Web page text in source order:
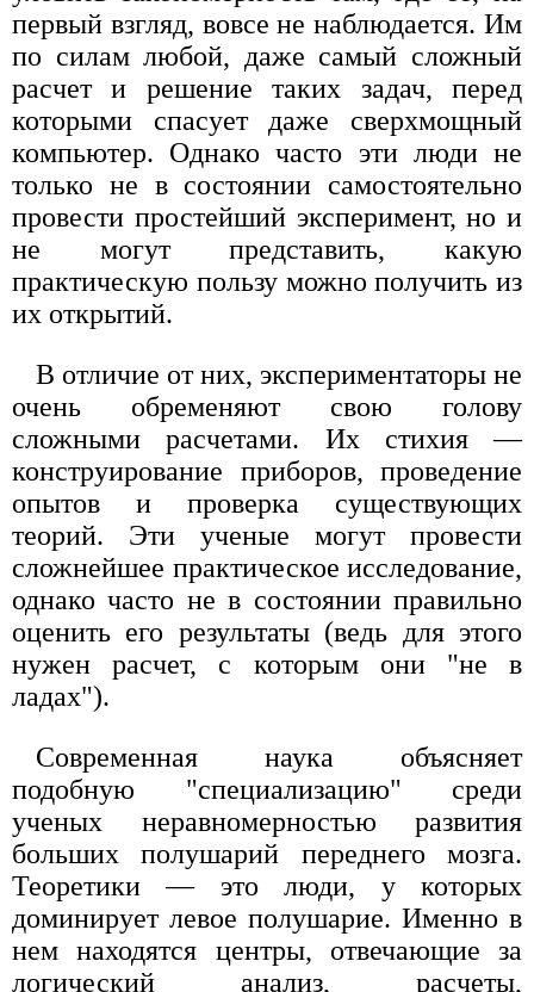
первый взгляд, вовсе не наблюдается. Им
по силам любой, даже самый сложный
расчет и решение таких задач, перед
которыми спасует даже сверхмощный
компьютер. Однако часто эти люди не
только не в состоянии самостоятельно
провести простейший эксперимент, но и
не могут представить, какую
практическую пользу можно получить из
их открытий.
В отличие от них, экспериментаторы не
очень обременяют свою голову
сложными расчетами. Их стихия —
конструирование приборов, проведение
опытов и проверка существующих
теорий. Эти ученые могут провести
сложнейшее практическое исследование,
однако часто не в состоянии правильно
оценить его результаты (ведь для этого
нужен расчет, с которым они "не в
ладах").
Современная наука объясняет
подобную "специализацию" среди
ученых неравномерностью развития
больших полушарий переднего мозга.
Теоретики — это люди, у которых
доминирует левое полушарие. Именно в
нем находятся центры, отвечающие за
логический анализ, расчеты,